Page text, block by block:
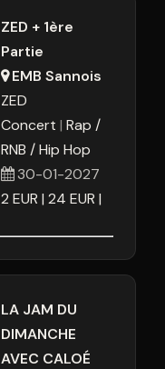
ZED + 1ère
Partie
EMB Sannois
ZED
Concert Rap /
RNB / Hip Hop
30-01-2027
2 EUR 24 EUR
LA JAM DU
DIMANCHE
AVEC CALOÉ